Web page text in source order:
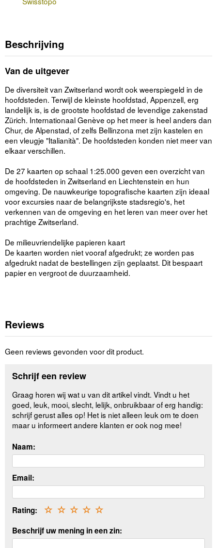
Beschrijving
Van de uitgever
De diversiteit van Zwitserland wordt ook weerspiegeld in de
hoofdsteden. Terwijl de kleinste hoofdstad, Appenzell, erg
landelijk is, is de grootste hoofdstad de levendige zakenstad
Zürich. Internationaal Genève op het meer is heel anders dan
Chur, de Alpenstad, of zelfs Bellinzona met zijn kastelen en
een vleugje "Italianità". De hoofdsteden konden niet meer van
elkaar verschillen.
De 27 kaarten op schaal 1:25.000 geven een overzicht van
de hoofdsteden in Zwitserland en Liechtenstein en hun
omgeving. De nauwkeurige topografische kaarten zijn ideaal
voor excursies naar de belangrijkste stadsregio's, het
verkennen van de omgeving en het leren van meer over het
prachtige Zwitserland.
De milieuvriendelijke papieren kaart
De kaarten worden niet vooraf afgedrukt; ze worden pas
afgedrukt nadat de bestellingen zijn geplaatst. Dit bespaart
papier en vergroot de duurzaamheid.
Reviews
Geen reviews gevonden voor dit product.
Schrijf een review
Graag horen wij wat u van dit artikel vindt. Vindt u het
goed, leuk, mooi, slecht, lelijk, onbruikbaar of erg handig:
schrijf gerust alles op! Het is niet alleen leuk om te doen
maar u informeert andere klanten er ook nog mee!
Naam:
Email:
Rating: ☆
☆
☆
☆
☆
Beschrijf uw mening in een zin: